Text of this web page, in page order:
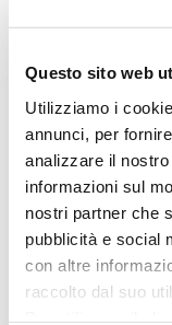
Questo sito web
Utilizziamo i
annunci, per
analizzare il
informazioni sul
nostri partner che
pubblicità e social
con altre
raccolto dal suo
sarà la cornice
preannuncia
cantante, ma
emozioni e i
cristallina saprà
dell’anima,
il cielo estivo di
Non lasciarti